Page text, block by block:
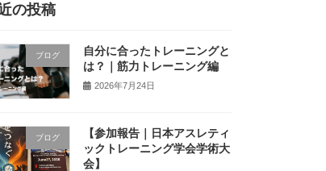
の投稿
ブログ
自分に合ったトレーニングと
は？｜筋力トレーニング編
2026年7月24日
ブログ
【参加報告｜日本アスレティ
ックトレーニング学会学術大
会】